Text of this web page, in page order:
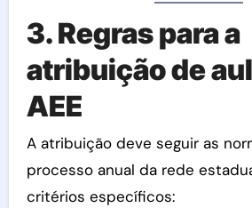
3. Regras para a
atribuição de
AEE
A atribuição deve seguir as
processo anual da rede
critérios específicos: